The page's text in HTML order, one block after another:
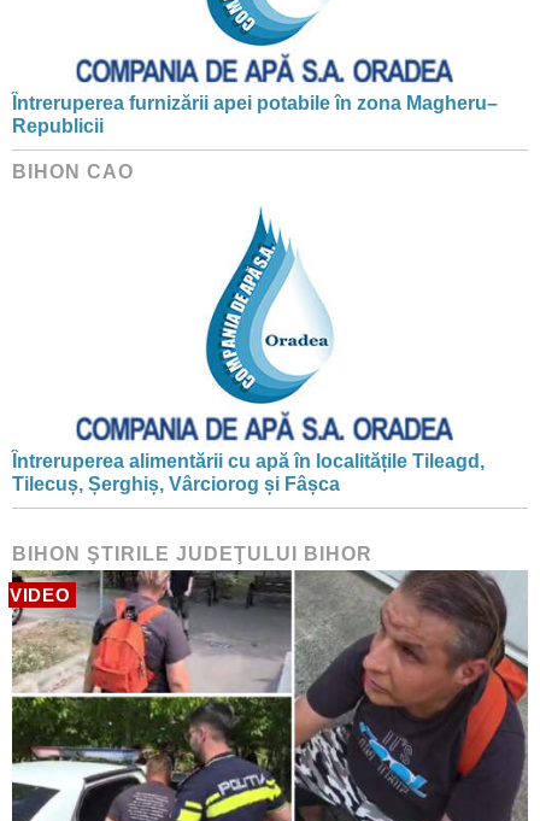
Întreruperea furnizării apei potabile în zona Magheru–
Republicii
BIHON CAO
Întreruperea alimentării cu apă în localitățile Tileagd,
Tilecuș, Șerghiș, Vârciorog și Fâșca
BIHON ŞTIRILE JUDEŢULUI BIHOR
VIDEO